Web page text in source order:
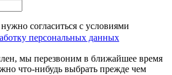
согласиться с условиями
персональных данных
мы перезвоним в ближайшее время
что-нибудь выбрать прежде чем